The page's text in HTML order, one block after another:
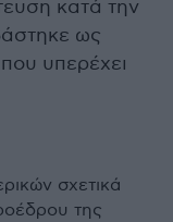
κατά την
ως
υπερέχει
σχετικά
της